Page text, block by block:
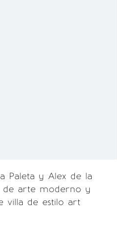
Paleta y Alex de la
de arte moderno y
villa de estilo art